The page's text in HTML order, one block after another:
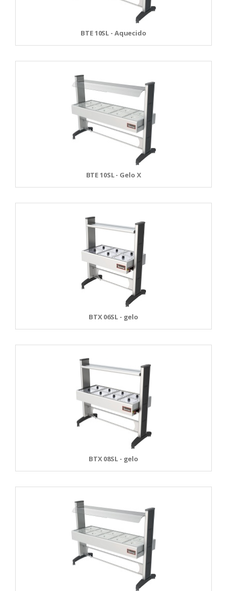
BTE 10SL - Aquecido
BTE 10SL - Gelo X
BTX 06SL - gelo
BTX 08SL - gelo